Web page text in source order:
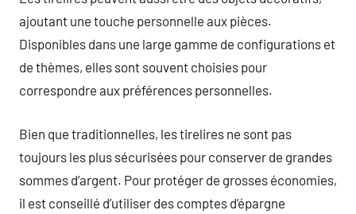
ajoutant une touche personnelle aux pièces.
Disponibles dans une large gamme de configurations et
de thèmes, elles sont souvent choisies pour
correspondre aux préférences personnelles.
Bien que traditionnelles, les tirelires ne sont pas
toujours les plus sécurisées pour conserver de grandes
sommes d’argent. Pour protéger de grosses économies,
il est conseillé d’utiliser des comptes d’épargne